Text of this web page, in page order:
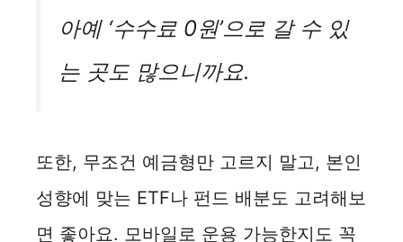
아예 ‘수수료 0원’으로 갈 수 있
는 곳도 많으니까요.
또한, 무조건 예금형만 고르지 말고, 본인
성향에 맞는 ETF나 펀드 배분도 고려해보
면 좋아요. 모바일로 운용 가능한지도 꼭